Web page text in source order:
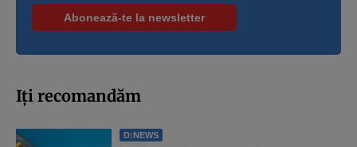
Iți recomandăm
D:NEWS